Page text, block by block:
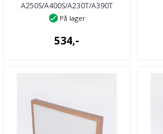
A250S/A400S/A230T/A390T
På lager
534,-